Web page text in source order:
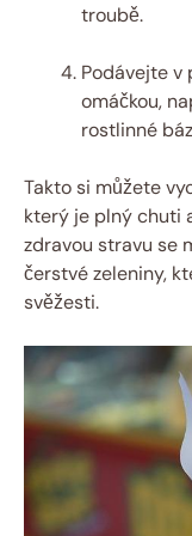
troubě.
Podávejte v
omáčkou,
rostlinné
Takto si můžete
který je plný chuti
zdravou stravu se
čerstvé zeleniny,
svěžesti.